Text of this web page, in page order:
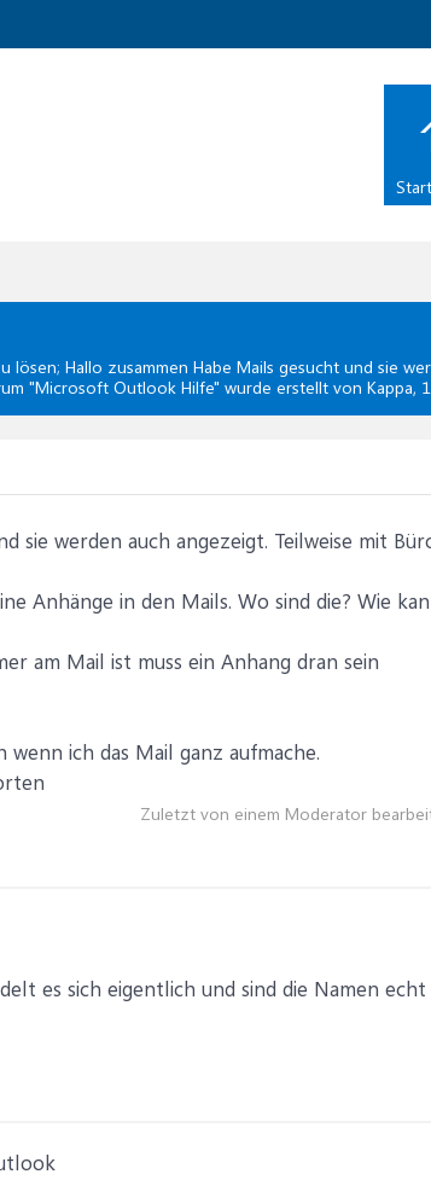
lösen; Hallo zusammen Habe Mails gesucht und sie
"Microsoft Outlook Hilfe" wurde erstellt von Kappa,
sie werden auch angezeigt. Teilweise mit
Anhänge in den Mails. Wo sind die? Wie
am Mail ist muss ein Anhang dran sein
wenn ich das Mail ganz aufmache.
Zuletzt von einem Moderator
es sich eigentlich und sind die Namen